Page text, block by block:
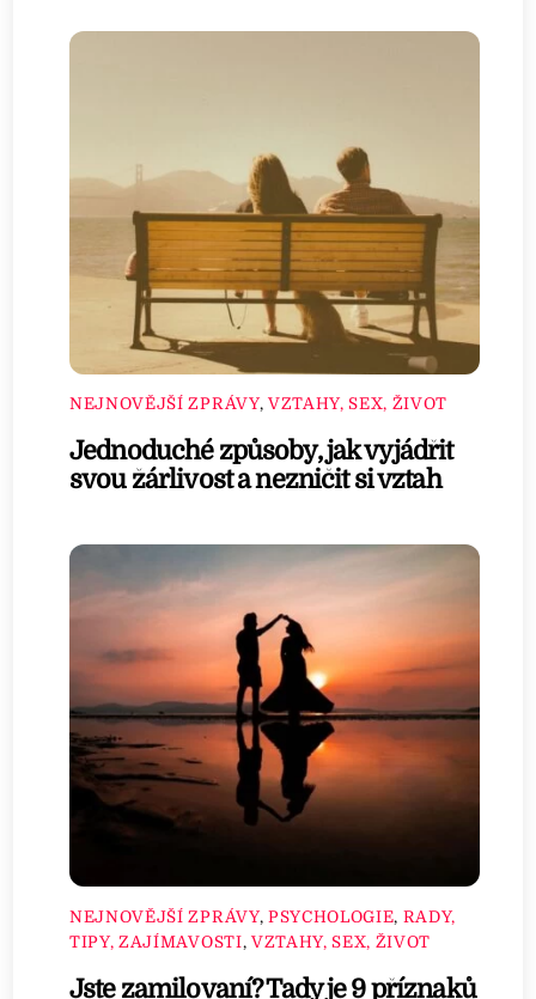
NEJNOVĚJŠÍ ZPRÁVY, VZTAHY, SEX, ŽIVOT
Jednoduché způsoby, jak vyjádřit
svou žárlivost a nezničit si vztah
NEJNOVĚJŠÍ ZPRÁVY, PSYCHOLOGIE, RADY,
TIPY, ZAJÍMAVOSTI, VZTAHY, SEX, ŽIVOT
Jste zamilovaní? Tady je 9 příznaků